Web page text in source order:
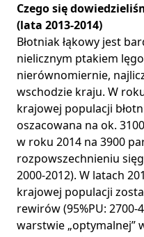
Czego się
(lata 2013-2014)
Błotniak łąkowy jest
nielicznym ptakiem
nierównomiernie,
wschodzie kraju. W
krajowej populacji
oszacowana na ok.
w roku 2014 na 3900
rozpowszechnieniu
2000-2012). W latach
krajowej populacji
rewirów (95%PU: 2700-
warstwie „optymalnej”